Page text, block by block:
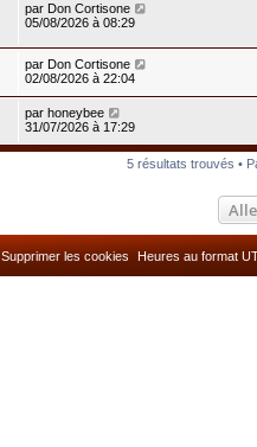
par Don Cortisone
05/08/2026 à 08:29
par Don Cortisone
02/08/2026 à 22:04
par honeybee
31/07/2026 à 17:29
5 résultats trouvés •
Heures au format
Supprimer les cookies